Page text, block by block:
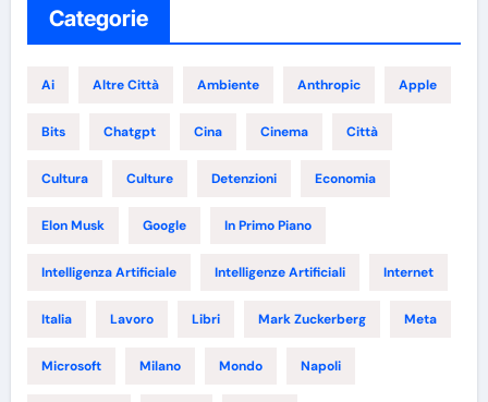
Categorie
Ai Altre Città Ambiente Anthropic Apple
Bits Chatgpt Cina Cinema Città
Cultura Culture Detenzioni Economia
Elon Musk Google In Primo Piano
Intelligenza Artificiale Intelligenze Artificiali Internet
Italia Lavoro Libri Mark Zuckerberg Meta
Microsoft Milano Mondo Napoli